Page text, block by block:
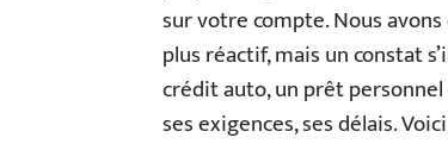
sur votre compte. Nous
plus réactif, mais un constat
crédit auto, un prêt
ses exigences, ses délais.